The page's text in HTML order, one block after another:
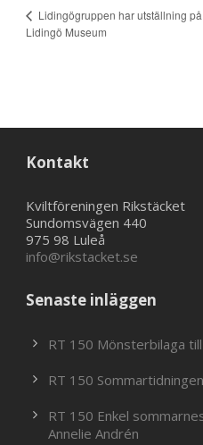
Lidingögruppen har utställning på
Lidingö Museum
Kontakt
Kviltföreningen Rikstäcket
Sundomsvägen 440
975 98 Luleå
info@rikstacket.se
Senaste inläggen
RT 150 Mönsterbilaga
RT 150
RT 150 Enkel
Annelie Andrén